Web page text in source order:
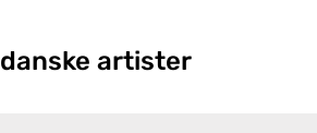
artister